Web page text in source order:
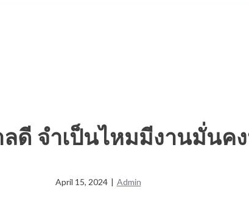
ลดี จำเป็นไหมมีงานมั่นค
April 15, 2024 | Admin